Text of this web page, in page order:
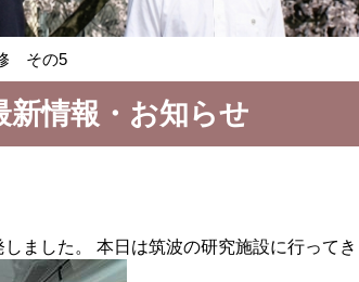
その5
新情報・お知らせ
ました。 本日は筑波の研究施設に行って